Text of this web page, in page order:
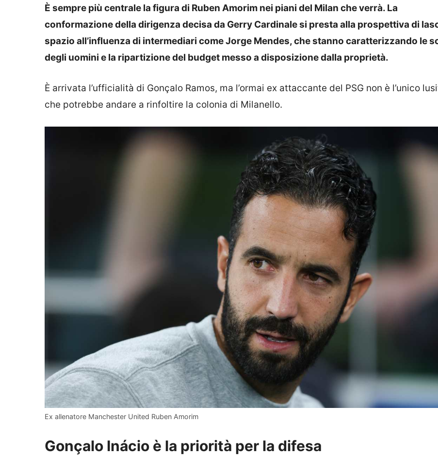
È sempre più centrale la figura di Ruben Amorim nei piani del Milan che verrà. La
conformazione della dirigenza decisa da Gerry Cardinale si presta alla prospettiva di
spazio all’influenza di intermediari come Jorge Mendes, che stanno caratterizzando le
degli uomini e la ripartizione del budget messo a disposizione dalla proprietà.
È arrivata l’ufficialità di Gonçalo Ramos, ma l’ormai ex attaccante del PSG non è l’unico
che potrebbe andare a rinfoltire la colonia di Milanello.
Ex allenatore Manchester United Ruben Amorim
Gonçalo Inácio è la priorità per la difesa